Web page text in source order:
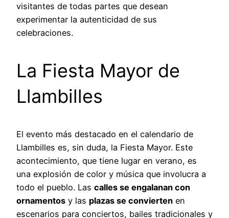
visitantes de todas partes que desean
experimentar la autenticidad de sus
celebraciones.
La Fiesta Mayor de
Llambilles
El evento más destacado en el calendario de
Llambilles es, sin duda, la Fiesta Mayor. Este
acontecimiento, que tiene lugar en verano, es
una explosión de color y música que involucra a
todo el pueblo. Las calles se engalanan con
ornamentos y las plazas se convierten en
escenarios para conciertos, bailes tradicionales y